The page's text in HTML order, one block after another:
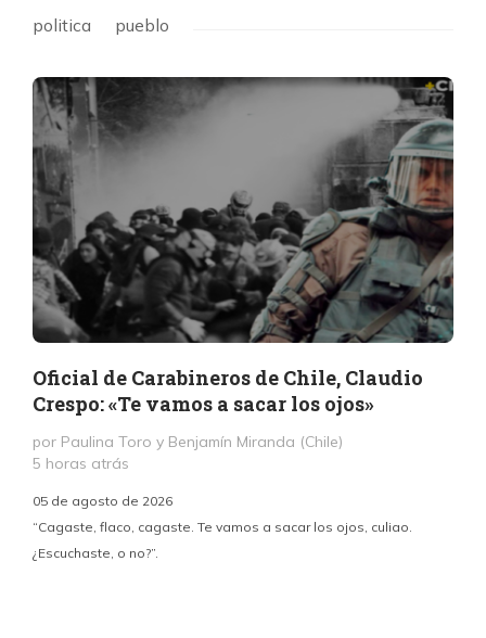
politica pueblo
Oficial de Carabineros de Chile, Claudio
Crespo: «Te vamos a sacar los ojos»
por Paulina Toro y Benjamín Miranda (Chile)
5 horas atrás
05 de agosto de 2026
“Cagaste, flaco, cagaste. Te vamos a sacar los ojos, culiao.
¿Escuchaste, o no?”.